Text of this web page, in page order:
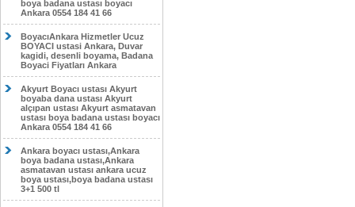
boya badana ustası boyacı
Ankara 0554 184 41 66
BoyacıAnkara Hizmetler Ucuz
BOYACI ustasi Ankara, Duvar
kagidi, desenli boyama, Badana
Boyaci Fiyatları Ankara
Akyurt Boyacı ustası Akyurt
boyaba dana ustası Akyurt
alçıpan ustası Akyurt asmatavan
ustası boya badana ustası boyacı
Ankara 0554 184 41 66
Ankara boyacı ustası,Ankara
boya badana ustası,Ankara
asmatavan ustası ankara ucuz
boya ustası,boya badana ustası
3+1 500 tl